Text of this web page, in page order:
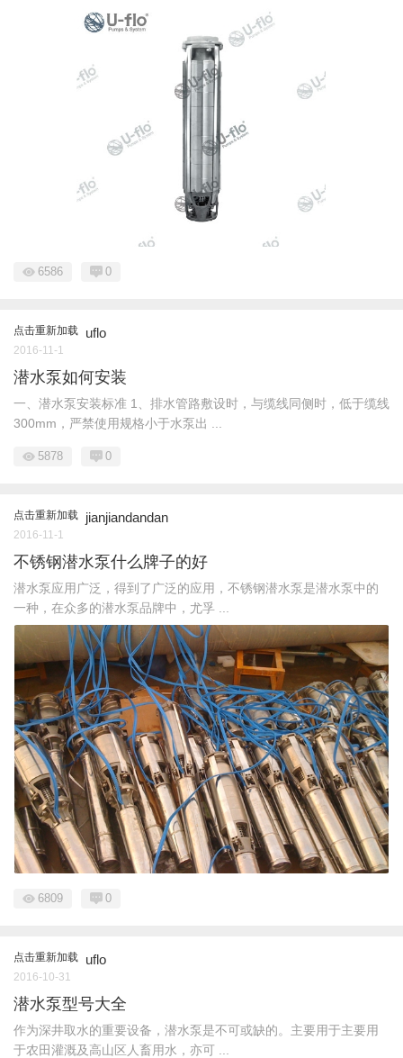
6586 0
点击重新加载 uflo
2016-11-1
潜水泵如何安装
一、潜水泵安装标准 1、排水管路敷设时，与缆线同侧时，低于缆线
300mm，严禁使用规格小于水泵出 ...
5878 0
点击重新加载 jianjiandandan
2016-11-1
不锈钢潜水泵什么牌子的好
潜水泵应用广泛，得到了广泛的应用，不锈钢潜水泵是潜水泵中的
一种，在众多的潜水泵品牌中，尤孚 ...
6809 0
点击重新加载 uflo
2016-10-31
潜水泵型号大全
作为深井取水的重要设备，潜水泵是不可或缺的。主要用于主要用
于农田灌溉及高山区人畜用水，亦可 ...